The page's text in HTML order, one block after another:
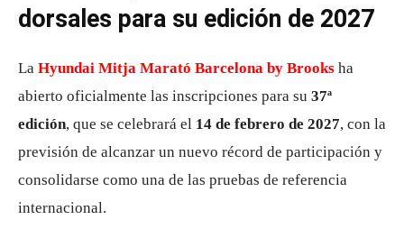
dorsales para su edición de 2027
La Hyundai Mitja Marató Barcelona by Brooks ha
abierto oficialmente las inscripciones para su 37ª
edición, que se celebrará el 14 de febrero de 2027, con la
previsión de alcanzar un nuevo récord de participación y
consolidarse como una de las pruebas de referencia
internacional.